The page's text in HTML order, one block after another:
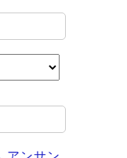
7月14日
パでみ
ンフ